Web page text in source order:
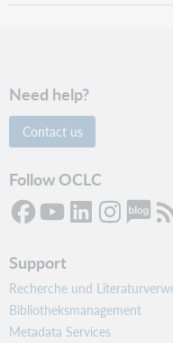
Need help?
Contact us
Follow OCLC
Support
Recherche und
Bibliotheksmanagement
Metadata Services